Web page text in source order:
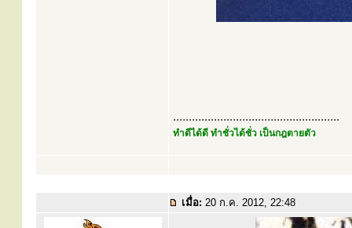
.....................................................
ทำดีได้ดี ทำชั่วได้ชั่ว เป็นกฎตายตัว
เมื่อ: 20 ก.ค. 2012, 22:48